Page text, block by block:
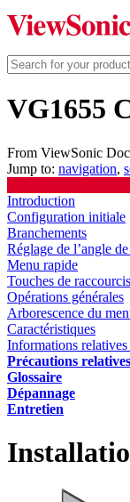
VG1655
From ViewSonic
Jump to: navigation,
Introduction
Configuration initiale
Branchements
Réglage de l’angle
Menu rapide
Touches de raccourcis
Opérations générales
Arborescence du
Caractéristiques
Informations
Précautions
Glossaire
Dépannage
Entretien